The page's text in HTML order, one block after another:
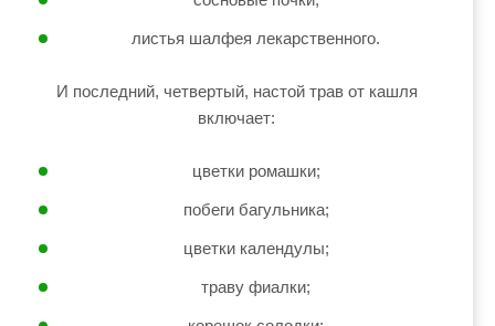
листья шалфея лекарственного.
И последний, четвертый, настой трав от кашля
включает:
цветки ромашки;
побеги багульника;
цветки календулы;
траву фиалки;